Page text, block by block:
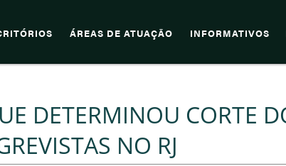
ÁREAS DE ATUAÇÃO INFORMATIVOS
DETERMINOU CORTE
NO RJ